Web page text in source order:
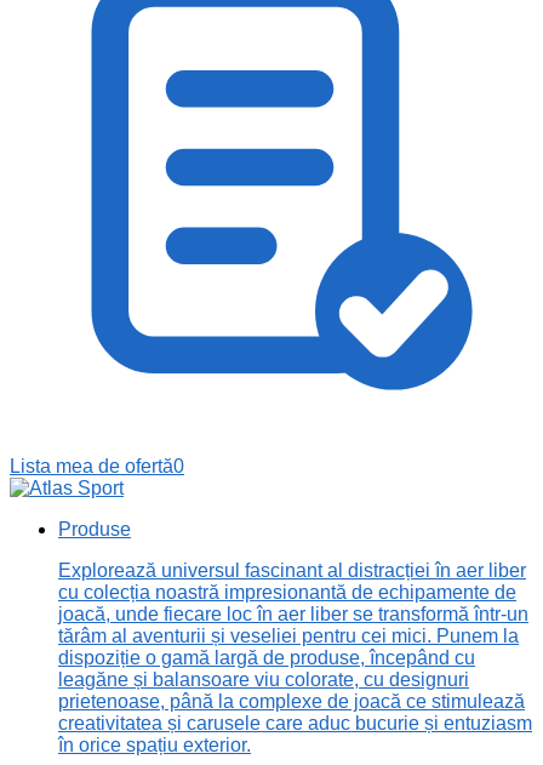
Lista mea de ofertă0
Produse
Explorează universul fascinant al distracției în aer liber
cu colecția noastră impresionantă de echipamente de
joacă, unde fiecare loc în aer liber se transformă într-un
tărâm al aventurii și veseliei pentru cei mici. Punem la
dispoziție o gamă largă de produse, începând cu
leagăne și balansoare viu colorate, cu designuri
prietenoase, până la complexe de joacă ce stimulează
creativitatea și carusele care aduc bucurie și entuziasm
în orice spațiu exterior.